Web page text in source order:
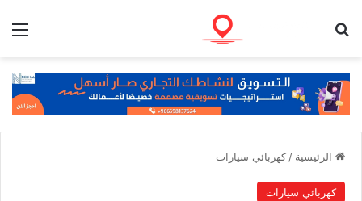
الرئيسية / كهربائي سيارات
كهربائي سيارات